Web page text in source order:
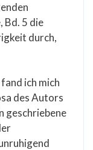
Bd. 5 die
durch,
ich mich
des Autors
geschriebene